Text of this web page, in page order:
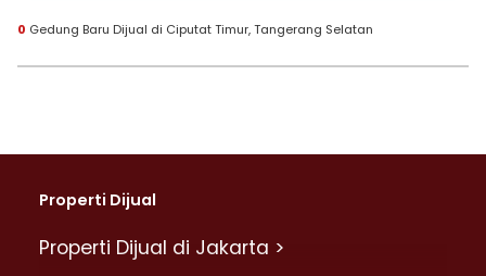
0 Gedung Baru Dijual di Ciputat Timur, Tangerang Selatan
Properti Dijual
Properti Dijual di Jakarta >